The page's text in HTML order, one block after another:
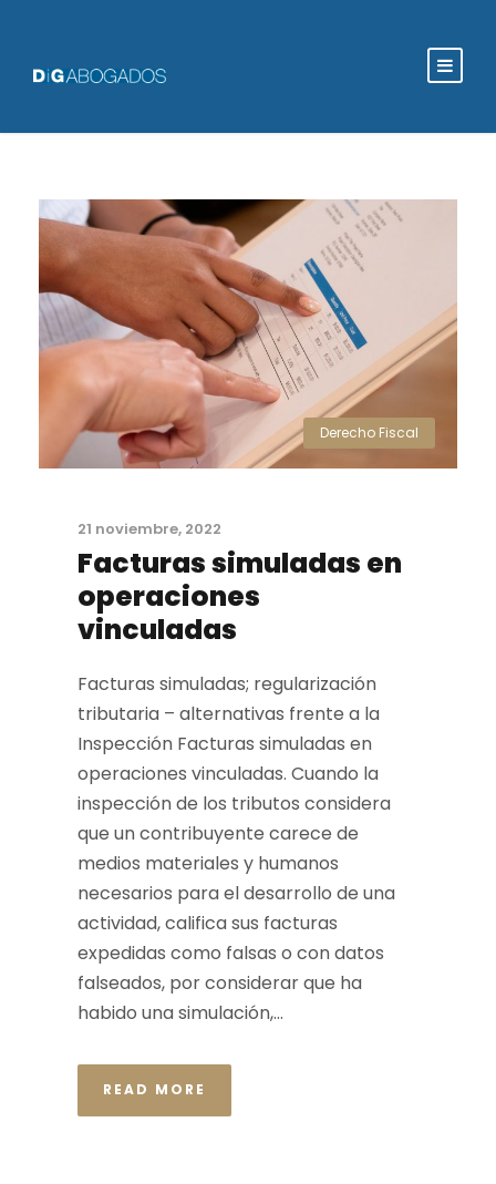
Derecho Fiscal
21 noviembre, 2022
Facturas simuladas en
operaciones
vinculadas
Facturas simuladas; regularización
tributaria – alternativas frente a la
Inspección Facturas simuladas en
operaciones vinculadas. Cuando la
inspección de los tributos considera
que un contribuyente carece de
medios materiales y humanos
necesarios para el desarrollo de una
actividad, califica sus facturas
expedidas como falsas o con datos
falseados, por considerar que ha
habido una simulación,...
READ MORE